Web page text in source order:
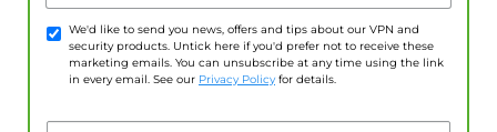
We'd like to send you news, offers and tips about our VPN and
security products. Untick here if you'd prefer not to receive these
marketing emails. You can unsubscribe at any time using the link
in every email. See our Privacy Policy for details.